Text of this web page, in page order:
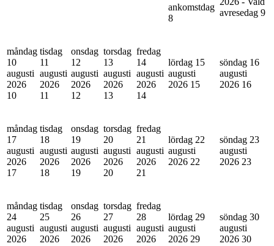
ankomstdag
8
avresedag 9
måndag
10
augusti
2026
10
tisdag
11
augusti
2026
11
onsdag
12
augusti
2026
12
torsdag
13
augusti
2026
13
fredag
14
augusti
2026
14
lördag 15
augusti
2026 15
söndag 16
augusti
2026 16
måndag
17
augusti
2026
17
tisdag
18
augusti
2026
18
onsdag
19
augusti
2026
19
torsdag
20
augusti
2026
20
fredag
21
augusti
2026
21
lördag 22
augusti
2026 22
söndag 23
augusti
2026 23
måndag
24
augusti
2026
tisdag
25
augusti
2026
onsdag
26
augusti
2026
torsdag
27
augusti
2026
fredag
28
augusti
2026
lördag 29
augusti
2026 29
söndag 30
augusti
2026 30